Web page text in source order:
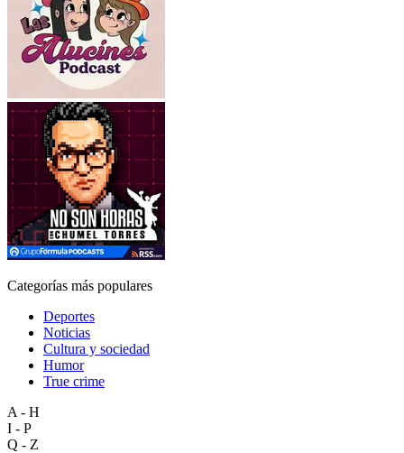
Categorías más populares
Deportes
Noticias
Cultura y sociedad
Humor
True crime
A - H
I - P
Q - Z